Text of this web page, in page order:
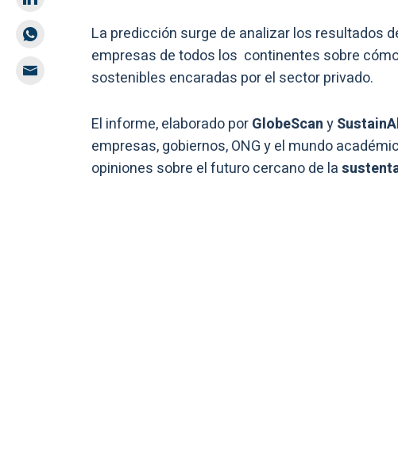
La predicción surge de analizar los resultados
empresas de todos los continentes sobre
sostenibles encaradas por el sector privado.
El informe, elaborado porGlobeScany
empresas, gobiernos, ONG y el mundo
opiniones sobre el futuro cercano de la